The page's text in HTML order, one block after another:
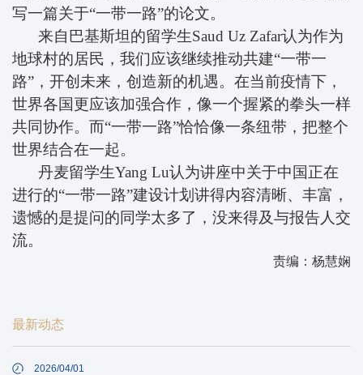
写一篇关于“一带一路”的论文。
来自巴基斯坦的留学生Saud Uz Zafar认为作为
地球村的居民，我们应该继续推动共建“一带一
路”，开创未来，创造新的机遇。在当前疫情下，
世界各国更应该加强合作，像一个握紧的拳头一样
共同协作。而“一带一路”恰恰像一条纽带，把整个
世界结合在一起。
丹麦留学生Yang Lu认为讲座中关于中国正在
进行的“一带一路”建设计划讲得内容清晰、丰富，
遗憾的是提问的同学太多了，没来得及与报告人交
流。
责编：杨慧娴
最新动态
2026/04/01